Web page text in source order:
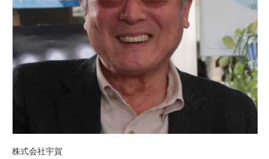
株式会社宇賀